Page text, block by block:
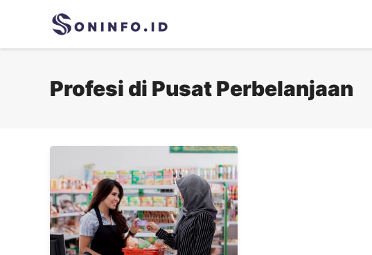
Profesi di Pusat Perbelanjaan